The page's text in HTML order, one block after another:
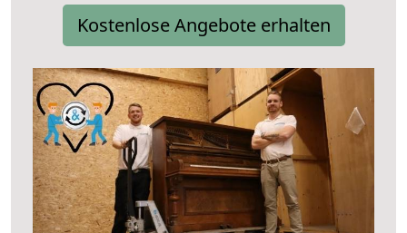
Kostenlose Angebote erhalten